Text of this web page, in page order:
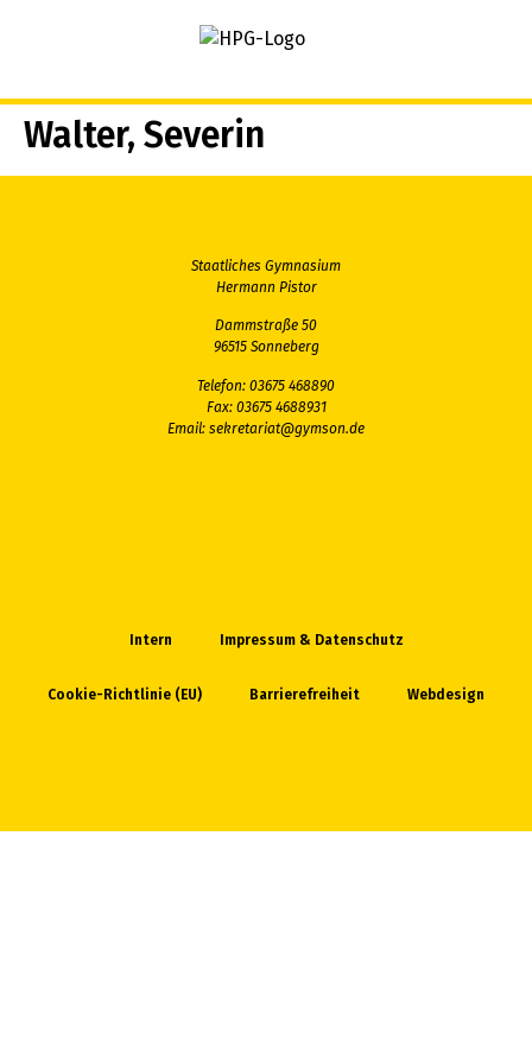
Walter, Severin
Staatliches Gymnasium
Hermann Pistor
Dammstraße 50
96515 Sonneberg
Telefon: 03675 468890
Fax: 03675 4688931
Email: sekretariat@gymson.de
Intern Impressum & Datenschutz
Cookie-Richtlinie (EU) Barrierefreiheit Webdesign